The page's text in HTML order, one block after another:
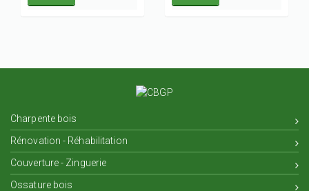
Charpente bois
Rénovation - Réhabilitation
Couverture - Zinguerie
Ossature bois